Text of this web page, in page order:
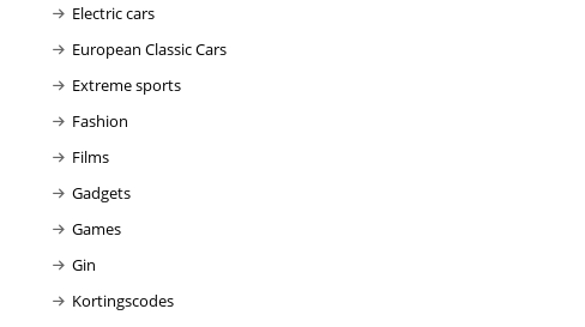
Electric cars
European Classic Cars
Extreme sports
Fashion
Films
Gadgets
Games
Gin
Kortingscodes